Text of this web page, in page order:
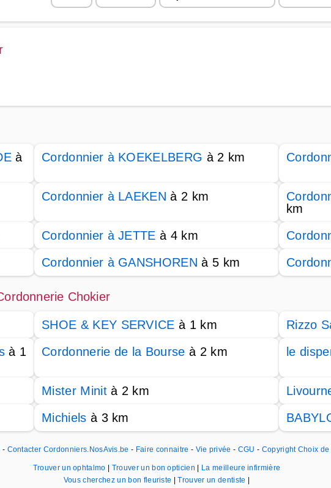
à
Cordonnier à KOEKELBERG à 2 km
Cordonnier à LAEKEN à 2 km
km
Cordonnier à JETTE à 4 km
Cordonnier à GANSHOREN à 5 km
Chokier
SHOE & KEY SERVICE à 1 km Rizzo
à 1
Cordonnerie de la Bourse à 2 km le
Mister Minità 2 km
Michiels à 3 km
- Contacter Cordonniers.NosAvis.be - Faire connaitre - Vie privée - CGU - Copyright Choix
Trouver un ophtalmo Trouver un bon opticien
La meilleure infirmière
Vous cherchez un bon fleuriste
|Trouver un dentiste